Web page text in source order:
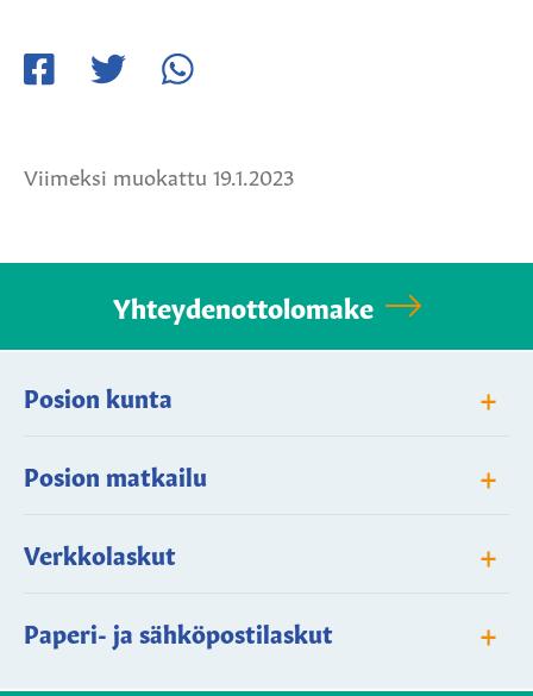
Viimeksi muokattu 19.1.2023
Yhteydenottolomake
Posion kunta +
Posion matkailu +
Verkkolaskut +
Paperi- ja sähköpostilaskut +